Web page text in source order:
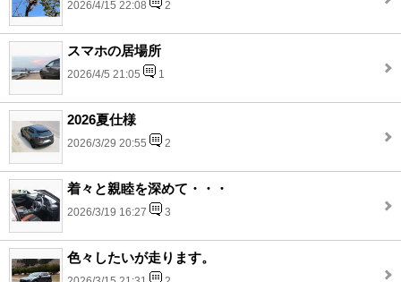
2026/4/15 22:08 2
スマホの居場所
2026/4/5 21:05 1
2026夏仕様
2026/3/29 20:55 2
着々と親睦を深めて・・・
2026/3/19 16:27 3
色々したいが走ります。